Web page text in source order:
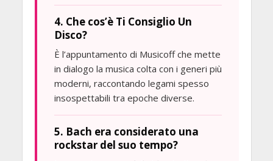
4. Che cos’è Ti Consiglio Un
Disco?
È l’appuntamento di Musicoff che mette
in dialogo la musica colta con i generi più
moderni, raccontando legami spesso
insospettabili tra epoche diverse.
5. Bach era considerato una
rockstar del suo tempo?